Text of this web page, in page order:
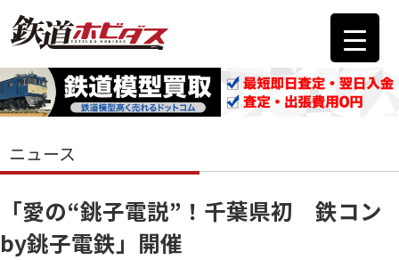
ニュース
「愛の“銚子電説”！千葉県初 鉄コン
by銚子電鉄」開催